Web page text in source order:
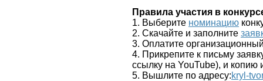
Правила участия в
1. Выберите номинацию
2. Скачайте и заполните
3. Оплатите
4. Прикрепите к письму
ссылку на YouTube), и копию
5. Вышлите по адресу:kryl-